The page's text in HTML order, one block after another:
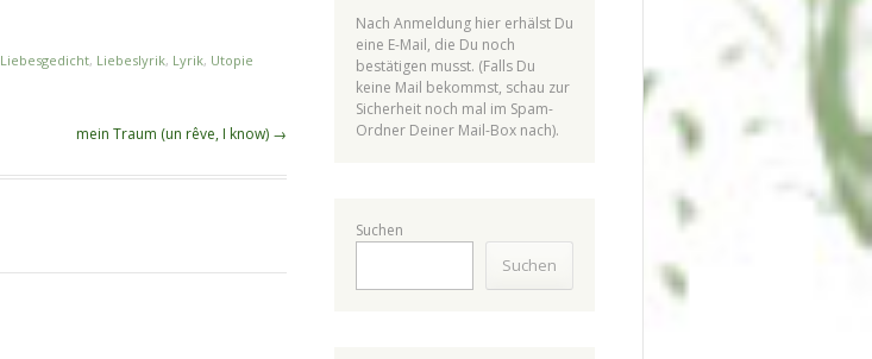
Liebesgedicht, Liebeslyrik, Lyrik, Utopie
mein Traum (un rêve, I know) →
Nach Anmeldung hier erhälst Du
eine E-Mail, die Du noch
bestätigen musst. (Falls Du
keine Mail bekommst, schau zur
Sicherheit noch mal im Spam-
Ordner Deiner Mail-Box nach).
Suchen
Suchen